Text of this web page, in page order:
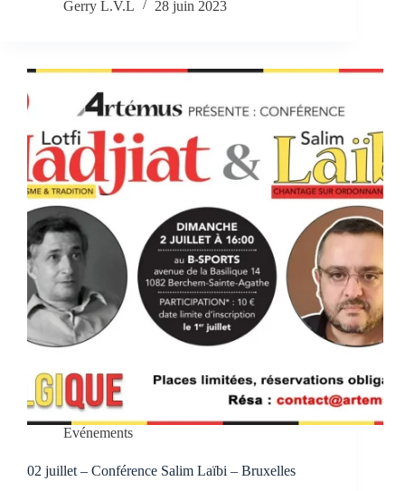
Gerry L.V.L 28 juin 2023
Evénements
02 juillet – Conférence Salim Laïbi – Bruxelles